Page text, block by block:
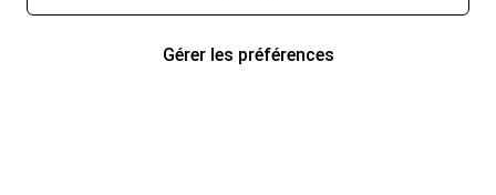
Gérer les préférences